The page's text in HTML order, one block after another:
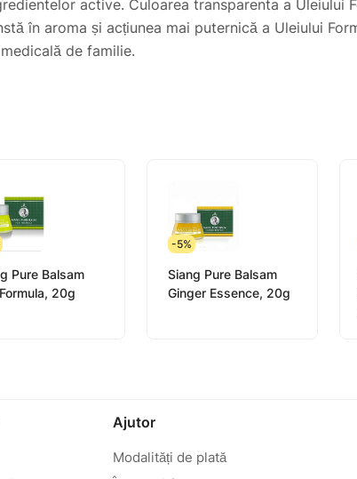
active. Culoarea transparenta a Uleiului
în aroma și acțiunea mai puternică a Uleiului
de familie.
Pure Balsam
20g
-5%
Siang Pure Balsam
Ginger Essence, 20g
Ajutor
Modalități de plată